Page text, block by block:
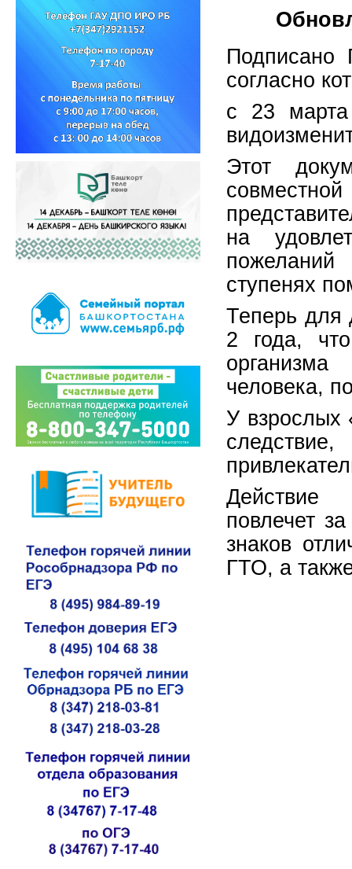
Подписано
согласно
с 23 марта
Этот
на
ступенях
Теперь для
2 года,
человека,
У взрослых
Действие
повлечет
знаков
ГТО, а